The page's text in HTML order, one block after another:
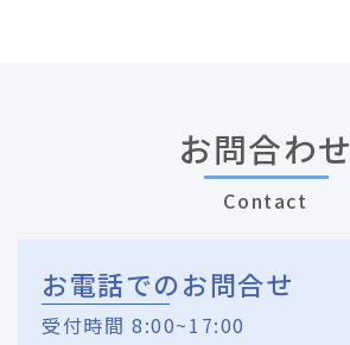
お問合わせ
Contact
お電話でのお問合せ
受付時間 8:00~17:00